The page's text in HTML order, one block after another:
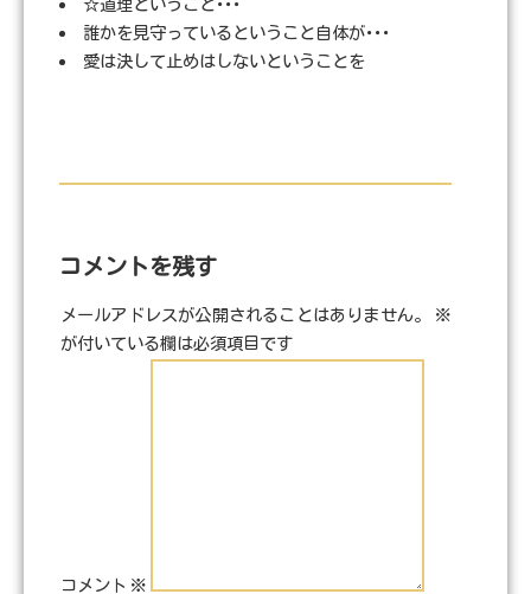
☆道理ということ･･･
誰かを見守っているということ自体が･･･
愛は決して止めはしないということを
コメントを残す
メールアドレスが公開されることはありません。
※
が付いている欄は必須項目です
コメント ※